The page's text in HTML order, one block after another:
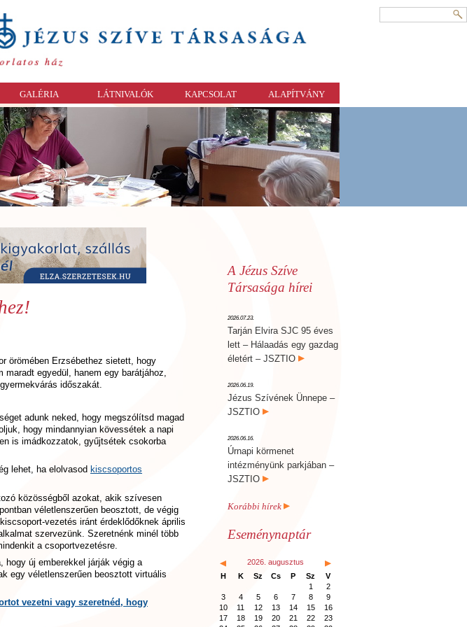
GALÉRIA LÁTNIVALÓK KAPCSOLAT ALAPÍTVÁNY
örömében Erzsébethez sietett, hogy
egyedül, hanem egy barátjához,
időszakát.
adunk neked, hogy megszólítsd magad
hogy mindannyian kövessétek a napi
is imádkozzatok, gyűjtsétek csokorba
lehet, ha elolvasod kiscsoportos
közösségből azokat, akik szívesen
véletlenszerűen beosztott, de végig
vezetés iránt érdeklődőknek április
szervezünk. Szeretnénk minél több
a csoportvezetésre.
új emberekkel járják végig a
egy véletlenszerűen beosztott virtuális
vezetni vagy szeretnéd, hogy
A Jézus Szíve
Társasága hírei
2026.07.23.
Tarján Elvira SJC 95 éves
lett – Hálaadás egy gazdag
életért – JSZTIO
2026.06.19.
Jézus Szívének Ünnepe –
JSZTIO
2026.06.16.
Úrnapi körmenet
intézményünk parkjában –
JSZTIO
Korábbi hírek
Eseménynaptár
2026. augusztus
H
K Sz Cs P Sz
V
1
2
3
4 5 6 7 8
9
10
11 12 13 14 15
16
17
18 19 20 21 22
23